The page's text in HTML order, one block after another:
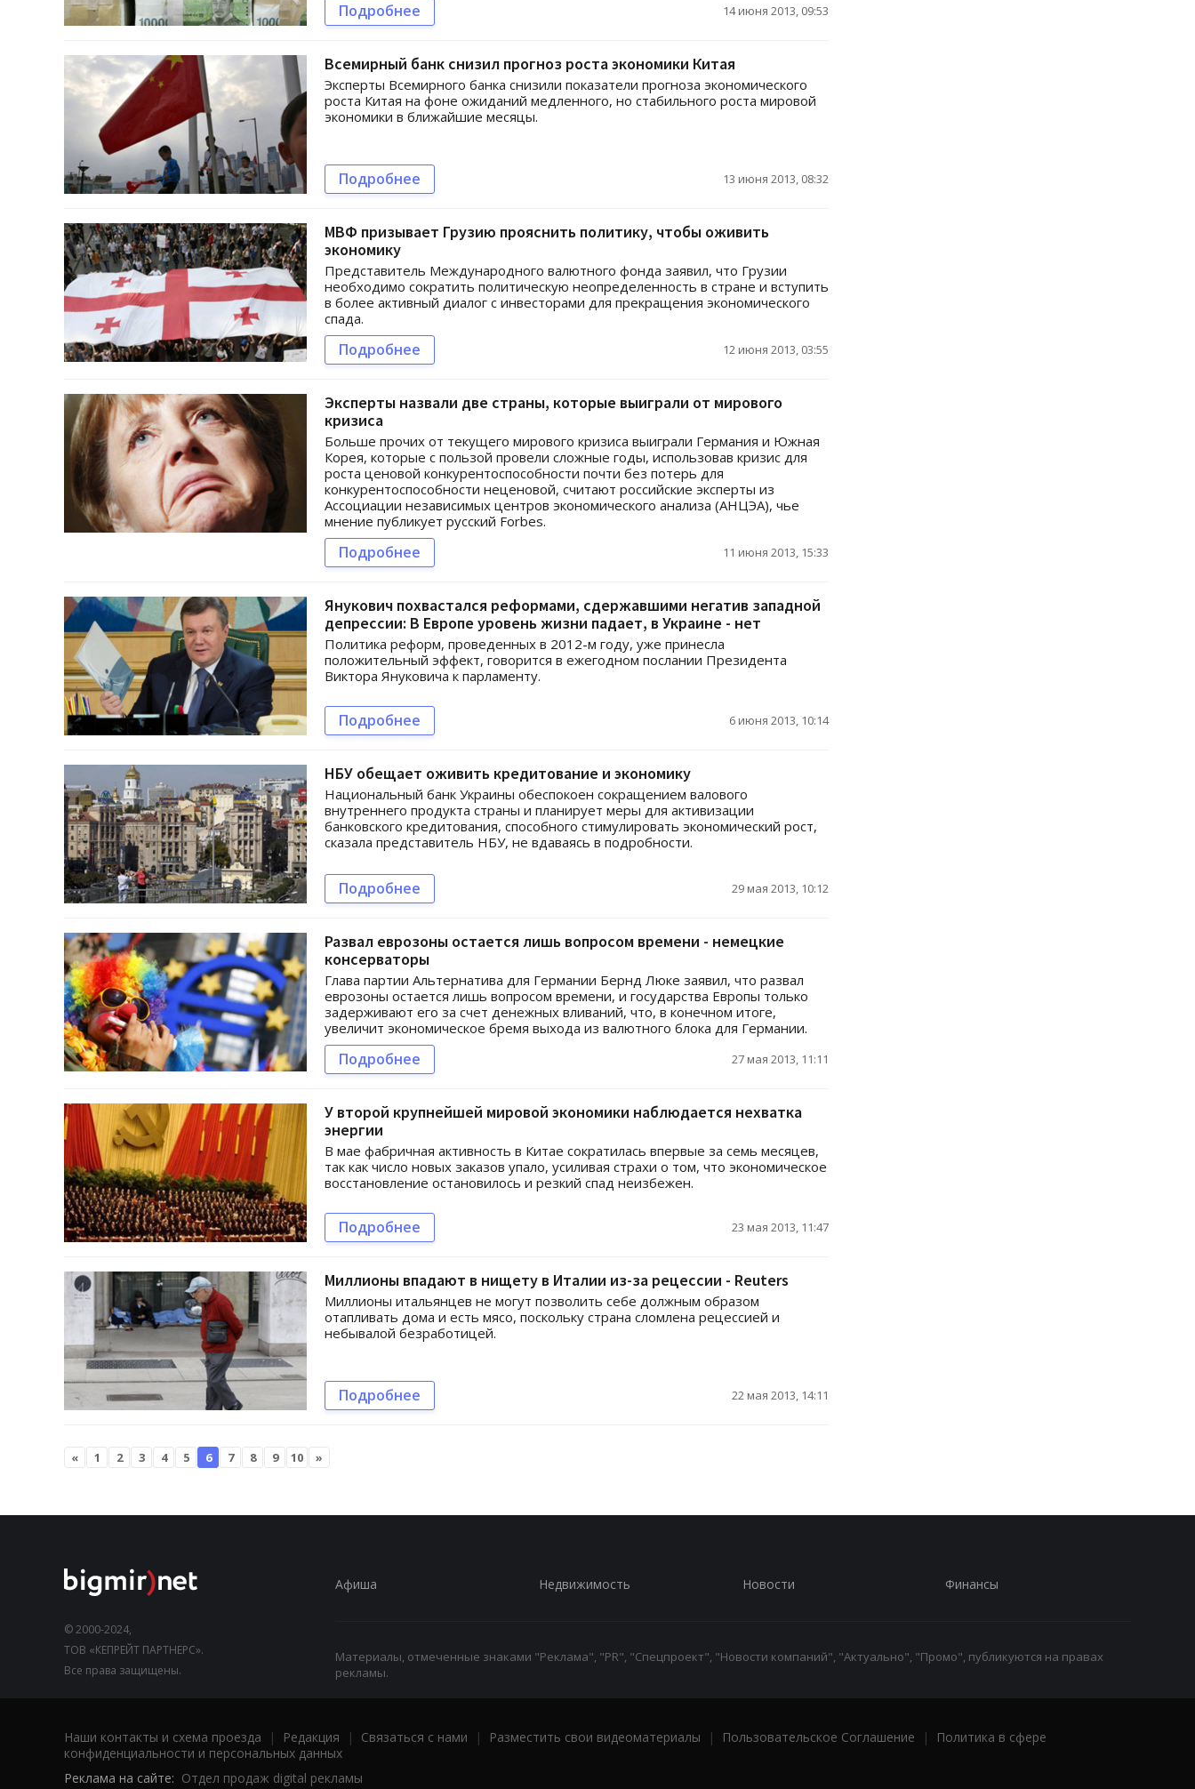
Подробнее 14 июня 2013, 09:53
Всемирный банк снизил прогноз роста экономики Китая
Эксперты Всемирного банка снизили показатели прогноза экономического
роста Китая на фоне ожиданий медленного, но стабильного роста мировой
экономики в ближайшие месяцы.
Подробнее 13 июня 2013, 08:32
МВФ призывает Грузию прояснить политику, чтобы оживить
экономику
Представитель Международного валютного фонда заявил, что Грузии
необходимо сократить политическую неопределенность в стране и вступить
в более активный диалог с инвесторами для прекращения экономического
спада.
Подробнее 12 июня 2013, 03:55
Эксперты назвали две страны, которые выиграли от мирового
кризиса
Больше прочих от текущего мирового кризиса выиграли Германия и Южная
Корея, которые с пользой провели сложные годы, использовав кризис для
роста ценовой конкурентоспособности почти без потерь для
конкурентоспособности неценовой, считают российские эксперты из
Ассоциации независимых центров экономического анализа (АНЦЭА), чье
мнение публикует русский Forbes.
Подробнее 11 июня 2013, 15:33
Янукович похвастался реформами, сдержавшими негатив западной
депрессии: В Европе уровень жизни падает, в Украине - нет
Политика реформ, проведенных в 2012-м году, уже принесла
положительный эффект, говорится в ежегодном послании Президента
Виктора Януковича к парламенту.
Подробнее 6 июня 2013, 10:14
НБУ обещает оживить кредитование и экономику
Национальный банк Украины обеспокоен сокращением валового
внутреннего продукта страны и планирует меры для активизации
банковского кредитования, способного стимулировать экономический рост,
сказала представитель НБУ, не вдаваясь в подробности.
Подробнее 29 мая 2013, 10:12
Развал еврозоны остается лишь вопросом времени - немецкие
консерваторы
Глава партии Альтернатива для Германии Бернд Люке заявил, что развал
еврозоны остается лишь вопросом времени, и государства Европы только
задерживают его за счет денежных вливаний, что, в конечном итоге,
увеличит экономическое бремя выхода из валютного блока для Германии.
Подробнее 27 мая 2013, 11:11
У второй крупнейшей мировой экономики наблюдается нехватка
энергии
В мае фабричная активность в Китае сократилась впервые за семь месяцев,
так как число новых заказов упало, усиливая страхи о том, что экономическое
восстановление остановилось и резкий спад неизбежен.
Подробнее 23 мая 2013, 11:47
Миллионы впадают в нищету в Италии из-за рецессии - Reuters
Миллионы итальянцев не могут позволить себе должным образом
отапливать дома и есть мясо, поскольку страна сломлена рецессией и
небывалой безработицей.
Подробнее 22 мая 2013, 14:11
« 1 2 3 4 5 6 7 8 9 10 »
© 2000-2024,
ТОВ «КЕПРЕЙТ ПАРТНЕРС».
Все права защищены.
Афиша Недвижимость Новости Финансы
Материалы, отмеченные знаками "Реклама", "PR", "Спецпроект", "Новости компаний", "Актуально", "Промо", публикуются на правах
рекламы.
Наши контакты и схема проезда | Редакция | Связаться с нами | Разместить свои видеоматериалы | Пользовательское Соглашение |
Политика в сфере
конфиденциальности и персональных данных
Реклама на сайте: Отдел продаж digital рекламы